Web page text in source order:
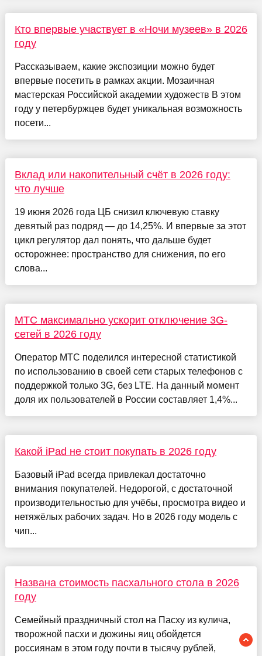
Кто впервые участвует в «Ночи музеев» в 2026
году
Рассказываем, какие экспозиции можно будет
впервые посетить в рамках акции. Мозаичная
мастерская Российской академии художеств В этом
году у петербуржцев будет уникальная возможность
посети...
Вклад или накопительный счёт в 2026 году:
что лучше
19 июня 2026 года ЦБ снизил ключевую ставку
девятый раз подряд — до 14,25%. И впервые за этот
цикл регулятор дал понять, что дальше будет
осторожнее: пространство для снижения, по его
слова...
МТС максимально ускорит отключение 3G-
сетей в 2026 году
Оператор МТС поделился интересной статистикой
по использованию в своей сети старых телефонов с
поддержкой только 3G, без LTE. На данный момент
доля их пользователей в России составляет 1,4%...
Какой iPad не стоит покупать в 2026 году
Базовый iPad всегда привлекал достаточно
внимания покупателей. Недорогой, с достаточной
производительностью для учёбы, просмотра видео и
нетяжёлых рабочих задач. Но в 2026 году модель с
чип...
Названа стоимость пасхального стола в 2026
году
Семейный праздничный стол на Пасху из кулича,
творожной пасхи и дюжины яиц обойдется
россиянам в этом году почти в тысячу рублей,